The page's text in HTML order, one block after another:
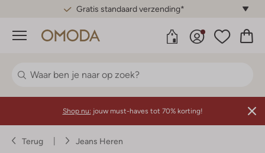
Gratis standaard verzending*
Menu
Shop nu: jouw must-haves tot 70% korting!
Terug Jeans Heren